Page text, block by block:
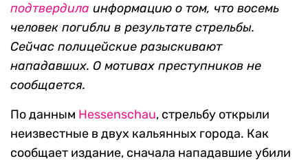
подтвердила информацию о том, что восемь
человек погибли в результате стрельбы.
Сейчас полицейские разыскивают
нападавших. О мотивах преступников не
сообщается.
По данным Hessenschau, стрельбу открыли
неизвестные в двух кальянных города. Как
сообщает издание, сначала нападавшие убили